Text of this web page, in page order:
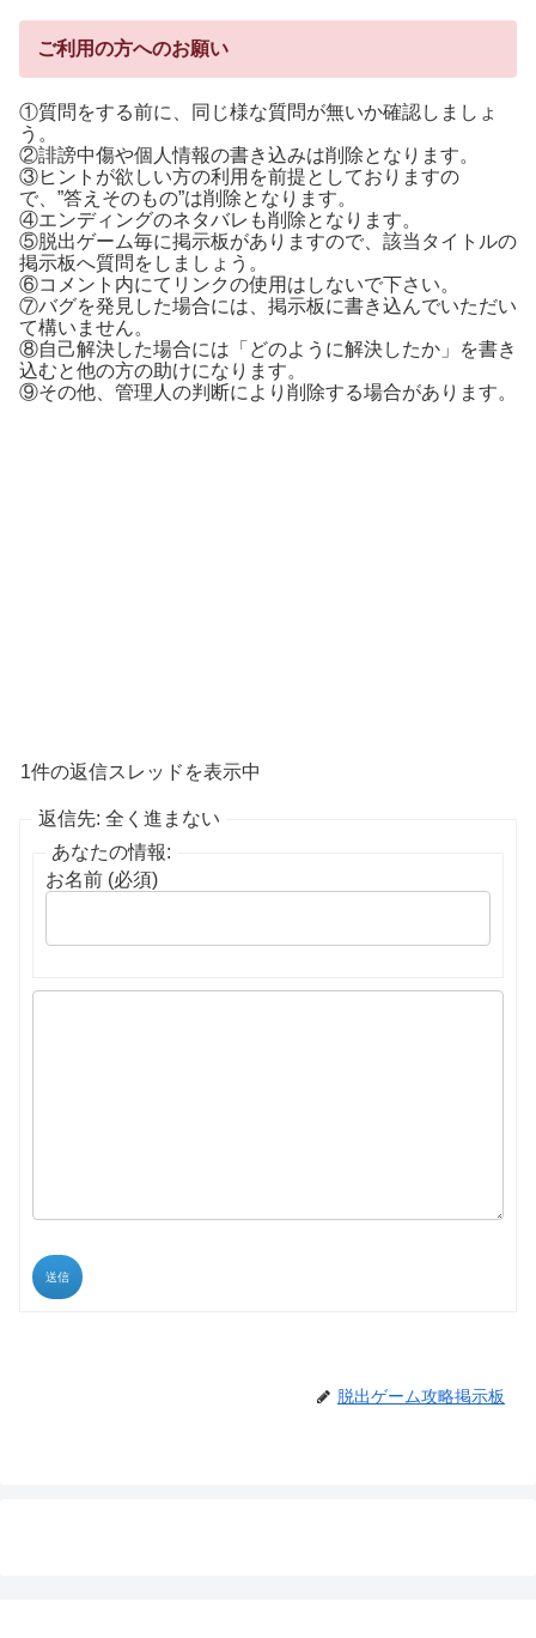
ご利用の方へのお願い
①質問をする前に、同じ様な質問が無いか確認しましょ
う。
②誹謗中傷や個人情報の書き込みは削除となります。
③ヒントが欲しい方の利用を前提としておりますの
で、”答えそのもの”は削除となります。
④エンディングのネタバレも削除となります。
⑤脱出ゲーム毎に掲示板がありますので、該当タイトルの
掲示板へ質問をしましょう。
⑥コメント内にてリンクの使用はしないで下さい。
⑦バグを発見した場合には、掲示板に書き込んでいただい
て構いません。
⑧自己解決した場合には「どのように解決したか」を書き
込むと他の方の助けになります。
⑨その他、管理人の判断により削除する場合があります。
1件の返信スレッドを表示中
返信先: 全く進まない
あなたの情報:
お名前 (必須)
送信
脱出ゲーム攻略掲示板